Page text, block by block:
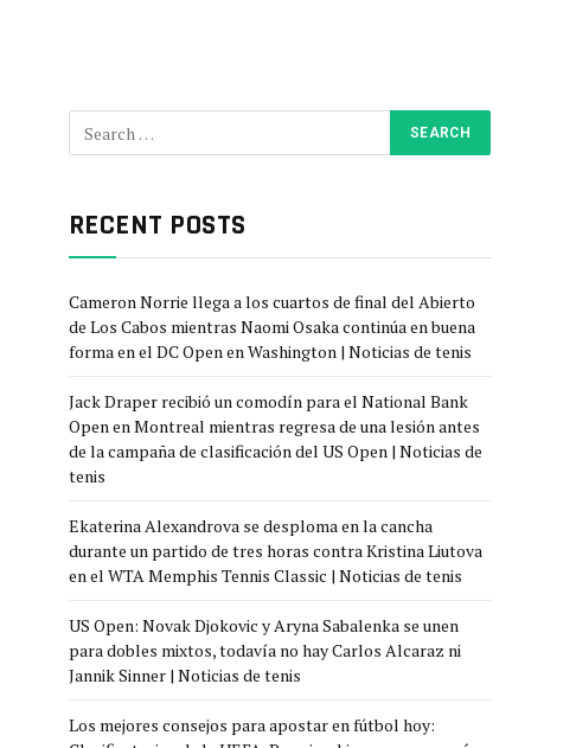
RECENT POSTS
Cameron Norrie llega a los cuartos de final del Abierto
de Los Cabos mientras Naomi Osaka continúa en buena
forma en el DC Open en Washington | Noticias de tenis
Jack Draper recibió un comodín para el National Bank
Open en Montreal mientras regresa de una lesión antes
de la campaña de clasificación del US Open | Noticias de
tenis
Ekaterina Alexandrova se desploma en la cancha
durante un partido de tres horas contra Kristina Liutova
en el WTA Memphis Tennis Classic | Noticias de tenis
US Open: Novak Djokovic y Aryna Sabalenka se unen
para dobles mixtos, todavía no hay Carlos Alcaraz ni
Jannik Sinner | Noticias de tenis
Los mejores consejos para apostar en fútbol hoy: